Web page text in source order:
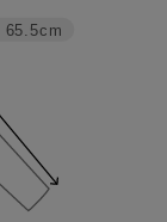
65.5cm